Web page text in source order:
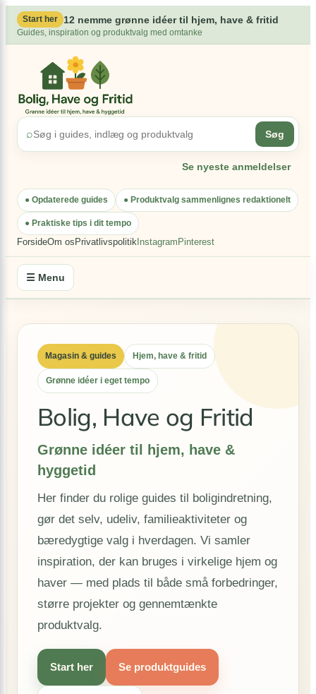
Spring
Start her 12 nemme grønne idéer til hjem, have & fritid
Guides, inspiration og produktvalg med omtanke
⌕ Søg
Se nyeste anmeldelser
● Opdaterede guides ● Produktvalg sammenlignes redaktionelt
● Praktiske tips i dit tempo
ForsideOm os Privatlivspolitik Instagram Pinterest
☰ Menu
Magasin & guides Hjem, have & fritid
Grønne idéer i eget tempo
Bolig, Have og Fritid
Grønne idéer til hjem, have &
hyggetid
Her finder du rolige guides til boligindretning,
gør det selv, udeliv, familieaktiviteter og
bæredygtige valg i hverdagen. Vi samler
inspiration, der kan bruges i virkelige hjem og
haver — med plads til både små forbedringer,
større projekter og gennemtænkte
produktvalg.
Start her Se produktguides